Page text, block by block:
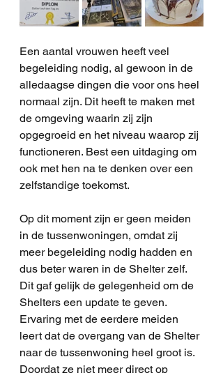
Een aantal vrouwen heeft veel
begeleiding nodig, al gewoon in de
alledaagse dingen die voor ons heel
normaal zijn. Dit heeft te maken met
de omgeving waarin zij zijn
opgegroeid en het niveau waarop zij
functioneren. Best een uitdaging om
ook met hen na te denken over een
zelfstandige toekomst.
Op dit moment zijn er geen meiden
in de tussenwoningen, omdat zij
meer begeleiding nodig hadden en
dus beter waren in de Shelter zelf.
Dit gaf gelijk de gelegenheid om de
Shelters een update te geven.
Ervaring met de eerdere meiden
leert dat de overgang van de Shelter
naar de tussenwoning heel groot is.
Doordat ze niet meer direct op